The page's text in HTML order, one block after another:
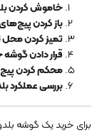
خاموش کردن
باز کردن
تمیز کردن
قرار دادن
محکم کردن
بررسی عملکرد
برای خرید یک گوشه